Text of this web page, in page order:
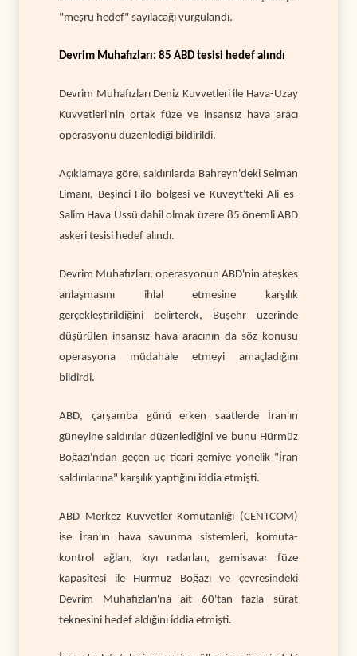
"meşru hedef" sayılacağı vurgulandı.
Devrim Muhafızları: 85 ABD tesisi hedef alındı
Devrim Muhafızları Deniz Kuvvetleri ile Hava-Uzay
Kuvvetleri'nin ortak füze ve insansız hava aracı
operasyonu düzenlediği bildirildi.
Açıklamaya göre, saldırılarda Bahreyn'deki Selman
Limanı, Beşinci Filo bölgesi ve Kuveyt'teki Ali es-
Salim Hava Üssü dahil olmak üzere 85 önemli ABD
askeri tesisi hedef alındı.
Devrim Muhafızları, operasyonun ABD'nin ateşkes
anlaşmasını ihlal etmesine karşılık
gerçekleştirildiğini belirterek, Buşehr üzerinde
düşürülen insansız hava aracının da söz konusu
operasyona müdahale etmeyi amaçladığını
bildirdi.
ABD, çarşamba günü erken saatlerde İran'ın
güneyine saldırılar düzenlediğini ve bunu Hürmüz
Boğazı'ndan geçen üç ticari gemiye yönelik "İran
saldırılarına" karşılık yaptığını iddia etmişti.
ABD Merkez Kuvvetler Komutanlığı (CENTCOM)
ise İran'ın hava savunma sistemleri, komuta-
kontrol ağları, kıyı radarları, gemisavar füze
kapasitesi ile Hürmüz Boğazı ve çevresindeki
Devrim Muhafızları'na ait 60'tan fazla sürat
teknesini hedef aldığını iddia etmişti.